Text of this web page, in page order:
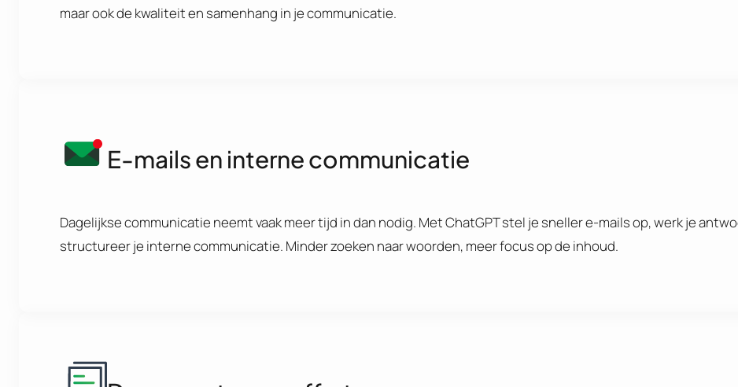
maar ook de kwaliteit en samenhang in je communicatie.
E-mails en interne communicatie
Dagelijkse communicatie neemt vaak meer tijd in dan nodig. Met ChatGPT stel je sneller e-mails op, werk je
structureer je interne communicatie. Minder zoeken naar woorden, meer focus op de inhoud.